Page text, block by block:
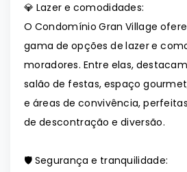
💎 Lazer e comodidades:
O Condomínio Gran Village
gama de opções de lazer e
moradores. Entre elas,
salão de festas, espaço
e áreas de convivência,
de descontração e diversão.
🛡️ Segurança e tranquilidade: